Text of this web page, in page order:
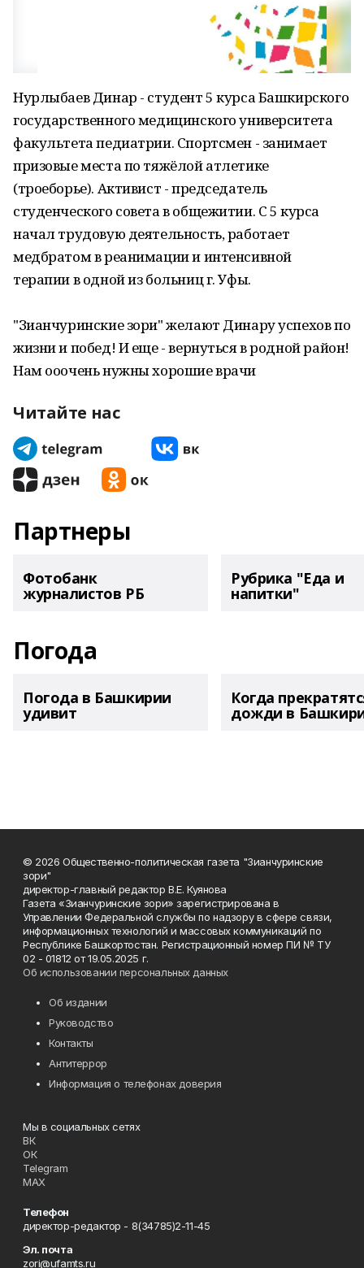
Нурлыбаев Динар - студент 5 курса Башкирского
государственного медицинского университета
факультета педиатрии. Спортсмен - занимает
призовые места по тяжёлой атлетике
(троеборье). Активист - председатель
студенческого совета в общежитии. С 5 курса
начал трудовую деятельность, работает
медбратом в реанимации и интенсивной
терапии в одной из больниц г. Уфы.
"Зианчуринские зори" желают Динару успехов по
жизни и побед! И еще - вернуться в родной район!
Нам ооочень нужны хорошие врачи
Читайте нас
Партнеры
Фотобанк
журналистов РБ
Рубрика "Еда и
напитки"
Погода
Погода в Башкирии
удивит
Когда
дожди в
© 2026 Общественно-политическая газета "Зианчуринские
зори"
директор-главный редактор В.Е. Куянова
Газета «Зианчуринские зори» зарегистрирована в
Управлении Федеральной службы по надзору в сфере связи,
информационных технологий и массовых коммуникаций по
Республике Башкортостан. Регистрационный номер ПИ № ТУ
02 - 01812 от 19.05.2025 г.
Об использовании персональных данных
Об издании
Руководство
Контакты
Антитеррор
Информация о телефонах доверия
Мы в социальных сетях
ВК
ОК
Telegram
MAX
Телефон
директор-редактор - 8(34785)2-11-45
Эл. почта
zori@ufamts.ru